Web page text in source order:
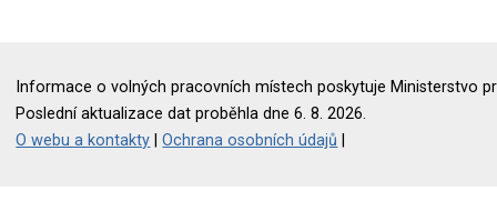
Informace o volných pracovních místech poskytuje Ministerstvo
Poslední aktualizace dat proběhla dne 6. 8. 2026.
O webu a kontakty |Ochrana osobních údajů